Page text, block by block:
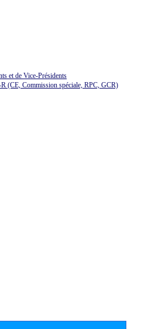
et de Vice-Présidents
(CE, Commission spéciale, RPC, GCR)